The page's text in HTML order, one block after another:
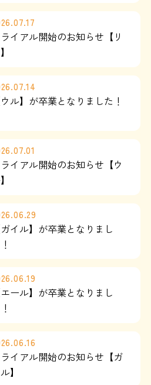
リゾート株式会社
Resort Co. All Rights Reserved.
ライアル開始のお知らせ【リ
ウル】が卒業となりました！
ライアル開始のお知らせ【ウ
ガイル】が卒業となりまし
エール】が卒業となりまし
ライアル開始のお知らせ【ガ
】